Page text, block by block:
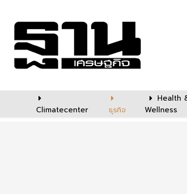
Climatecenter ธุรกิจ
Health
Wellness